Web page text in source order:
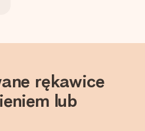
rękawice
lub